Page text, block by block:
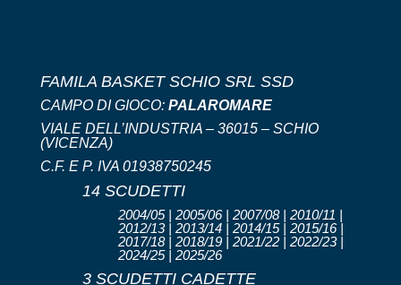
FAMILA BASKET SCHIO SRL SSD
CAMPO DI GIOCO: PALAROMARE
VIALE DELL’INDUSTRIA – 36015 – SCHIO
(VICENZA)
C.F. E P. IVA 01938750245
14 SCUDETTI
2004/05 | 2005/06 | 2007/08 | 2010/11 |
2012/13 | 2013/14 | 2014/15 | 2015/16 |
2017/18 | 2018/19 | 2021/22 | 2022/23 |
2024/25 | 2025/26
3 SCUDETTI CADETTE